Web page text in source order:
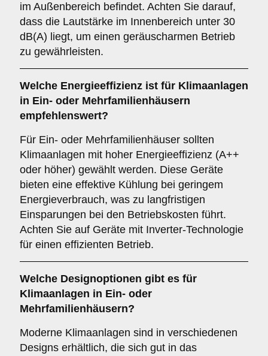
im Außenbereich befindet. Achten Sie darauf,
dass die Lautstärke im Innenbereich unter 30
dB(A) liegt, um einen geräuscharmen Betrieb
zu gewährleisten.
Welche Energieeffizienz ist für Klimaanlagen
in Ein- oder Mehrfamilienhäusern
empfehlenswert?
Für Ein- oder Mehrfamilienhäuser sollten
Klimaanlagen mit hoher Energieeffizienz (A++
oder höher) gewählt werden. Diese Geräte
bieten eine effektive Kühlung bei geringem
Energieverbrauch, was zu langfristigen
Einsparungen bei den Betriebskosten führt.
Achten Sie auf Geräte mit Inverter-Technologie
für einen effizienten Betrieb.
Welche Designoptionen gibt es für
Klimaanlagen in Ein- oder
Mehrfamilienhäusern?
Moderne Klimaanlagen sind in verschiedenen
Designs erhältlich, die sich gut in das